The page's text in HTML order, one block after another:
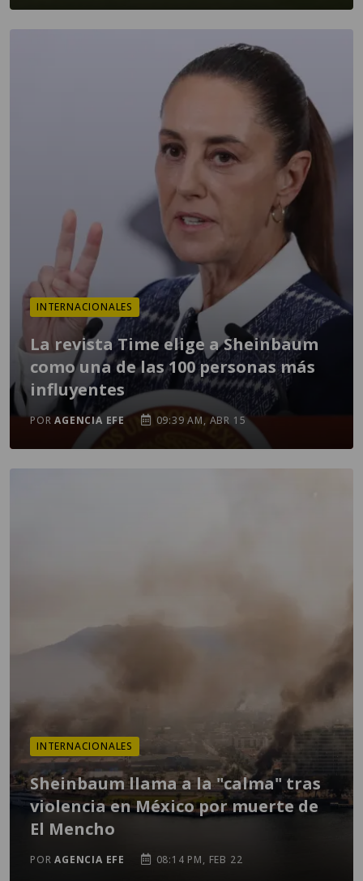
INTERNACIONALES
La revista Time elige a Sheinbaum
como una de las 100 personas más
influyentes
PORAGENCIA EFE 09:39 AM, ABR 15
INTERNACIONALES
Sheinbaum llama a la "calma" tras
violencia en México por muerte de
El Mencho
PORAGENCIA EFE 08:14 PM, FEB 22